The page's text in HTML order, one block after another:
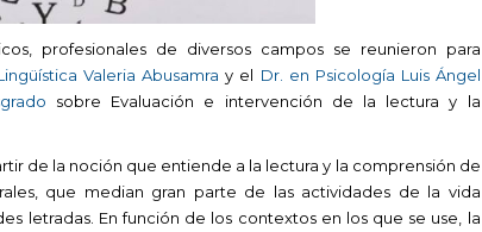
profesionales de diversos campos se reunieron para
Valeria Abusamra y el Dr. en Psicología Luis Ángel
sobre Evaluación e intervención de la lectura y la
de la noción que entiende a la lectura y la comprensión de
que median gran parte de las actividades de la vida
letradas. En función de los contextos en los que se use, la